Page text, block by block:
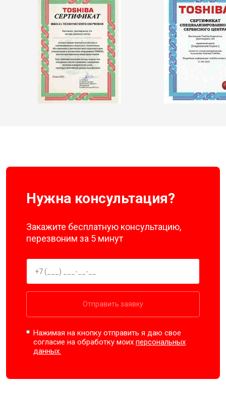
Нужна консультация?
Закажите бесплатную консультацию,
перезвоним за 5 минут
Отправить заявку
Нажимая на кнопку отправить я даю свое
согласие на обработку моихперсональных
данных.